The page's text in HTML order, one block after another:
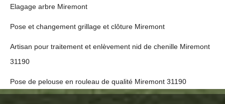
Elagage arbre Miremont
Pose et changement grillage et clôture Miremont
Artisan pour traitement et enlèvement nid de chenille Miremont
31190
Pose de pelouse en rouleau de qualité Miremont 31190